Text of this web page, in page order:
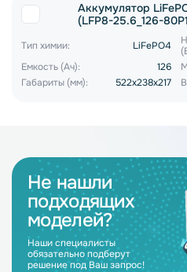
Аккумулятор
(LFP8-25.6_126-
Тип химии: LiFePO4
Емкость (Ач):
126
Габариты (мм):
522x238x217
Не нашли
подходящих
моделей?
Наши специалисты
обязательно подберут
решение под Ваш запрос!